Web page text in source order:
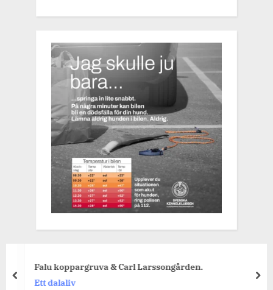
Falu koppargruva & Carl Larssongården.
Ett dalaliv
prev